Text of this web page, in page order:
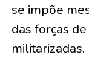
se impõe
das forças
militarizadas.